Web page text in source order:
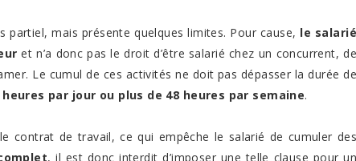
partiel, mais présente quelques limites. Pour cause, le salarié
et n’a donc pas le droit d’être salarié chez un concurrent, de
Le cumul de ces activités ne doit pas dépasser la durée de
par jour ou plus de 48 heures par semaine.
contrat de travail, ce qui empêche le salarié de cumuler des
, il est donc interdit d’imposer une telle clause pour un